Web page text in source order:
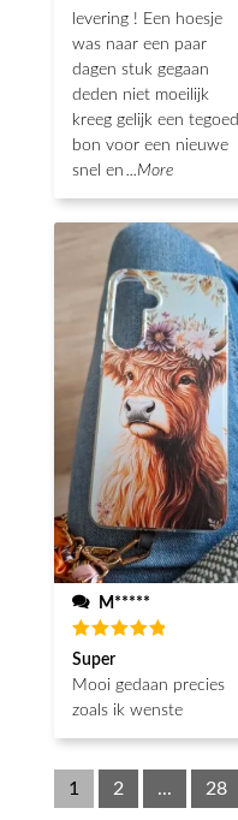
levering ! Een hoesje
was naar een paar
dagen stuk gegaan
deden niet moeilijk
kreeg gelijk een tegoed
bon voor een nieuwe
snel en ...More
M*****
Waardering
5 uit 5
Super
Mooi gedaan precies
zoals ik wenste
1 2 ... 28